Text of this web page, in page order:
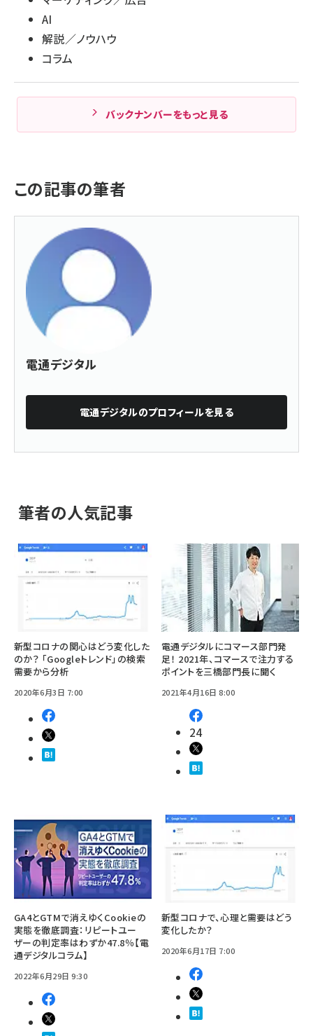
AI
解説／ノウハウ
コラム
バックナンバーをもっと見る
この記事の筆者
電通デジタル
電通デジタルのプロフィールを見る
筆者の人気記事
新型コロナの関心はどう変化した
のか？ 「Googleトレンド」の検索
需要から分析
2020年6月3日 7:00
電通デジタルにコマース部門発
足！ 2021年、コマースで注力する
ポイントを三橋部門長に聞く
2021年4月16日 8:00
24
GA4とGTMで消えゆくCookieの
実態を徹底調査：リピートユー
ザーの判定率はわずか47.8％【電
通デジタルコラム】
2022年6月29日 9:30
新型コロナで、心理と需要はどう
変化したか？
2020年6月17日 7:00